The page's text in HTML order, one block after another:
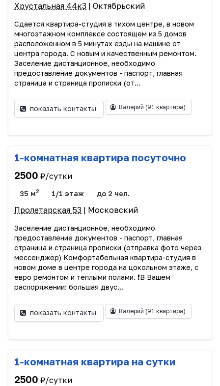
Хрустальная 44к3 | Октябрьский
Сдается квартира-студия в тихом центре, в новом
многоэтажном комплексе состоящем из 5 домов
расположенном в 5 минутах езды на машине от
центра города. С новым и качественным ремонтом.
Заселение дистанционное, необходимо
предоставление документов - паспорт, главная
страница и страница прописки (от...
показать контакты Валерий (91 квартира)
1-комнатная квартира посуточно
2500 ₽/сутки
35 м2 1/1 этаж до 2 чел.
Пролетарская 53 | Московский
Заселение дистанционное, необходимо
предоставление документов - паспорт, главная
страница и страница прописки (отправка фото через
мессенджер) Комфортабельная квартира-студия в
новом доме в центре города на цокольном этаже, с
евро ремонтом и теплыми полами. ❗️В Вашем
распоряжении: большая двус...
показать контакты Валерий (91 квартира)
1-комнатная квартира на сутки
2500 ₽/сутки